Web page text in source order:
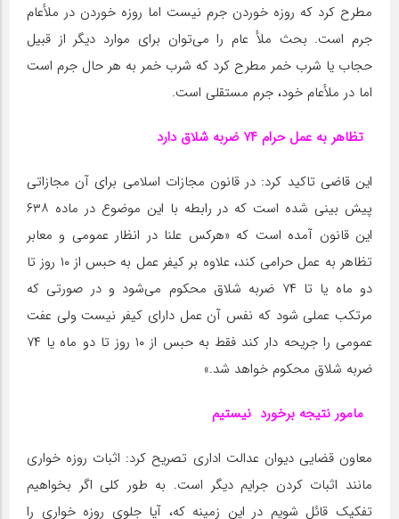
مطرح کرد که روزه خوردن جرم نیست اما روزه خوردن در ملأعام
جرم است. بحث ملأ عام را می‌توان برای موارد دیگر از قبیل
حجاب یا شرب خمر مطرح کرد که شرب خمر به هر حال جرم است
اما در ملأعام خود، جرم مستقلی است.
تظاهر به عمل حرام ۷۴ ضربه شلاق دارد
این قاضی تاکید کرد: در قانون مجازات اسلامی برای آن مجازاتی
پیش بینی شده است که در رابطه با این موضوع در ماده ۶۳۸
این قانون آمده است که «هرکس علنا در انظار عمومی و معابر
تظاهر به عمل حرامی کند، علاوه بر کیفر عمل به حبس از ۱۰ روز تا
دو ماه یا تا ۷۴ ضربه شلاق محکوم می‌شود و در صورتی که
مرتکب عملی شود که نفس آن عمل دارای کیفر نیست ولی عفت
عمومی را جریحه دار کند فقط به حبس از ۱۰ روز تا دو ماه یا ۷۴
ضربه شلاق محکوم خواهد شد.»
مامور نتیجه برخورد نیستیم
معاون قضایی دیوان عدالت اداری تصریح کرد: اثبات روزه خواری
مانند اثبات کردن جرایم دیگر است. به طور کلی اگر بخواهیم
تفکیک قائل شویم در این زمینه که، آیا جلوی روزه خواری را